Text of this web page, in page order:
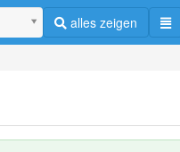
alles zeigen